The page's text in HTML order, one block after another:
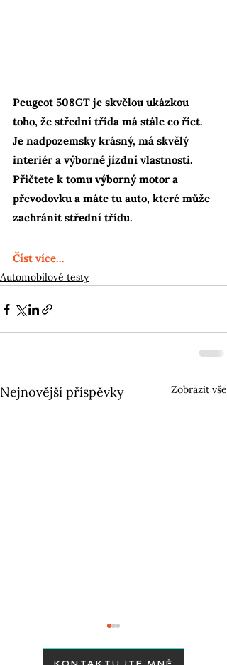
Peugeot 508GT je skvělou ukázkou
toho, že střední třída má stále co říct.
Je nadpozemsky krásný, má skvělý
interiér a výborné jízdní vlastnosti.
Přičtete k tomu výborný motor a
převodovku a máte tu auto, které může
zachránit střední třídu.
Číst více...
Automobilové testy
Nejnovější příspěvky Zobrazit vše
KONTAKTUJTE MNĚ